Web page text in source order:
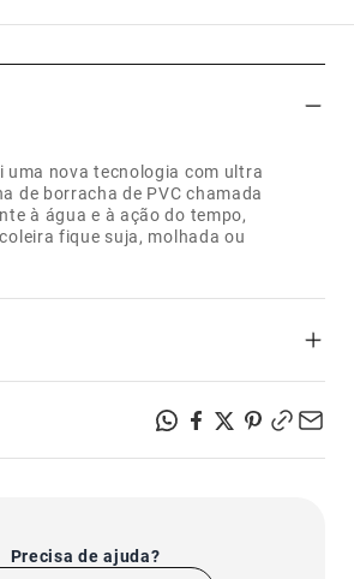
uma nova tecnologia com ultra
de borracha de PVC chamada
à água e à ação do tempo,
fique suja, molhada ou
de segurança de 4 pontos.
ajuste no pescoço do seu
Precisa de ajuda?